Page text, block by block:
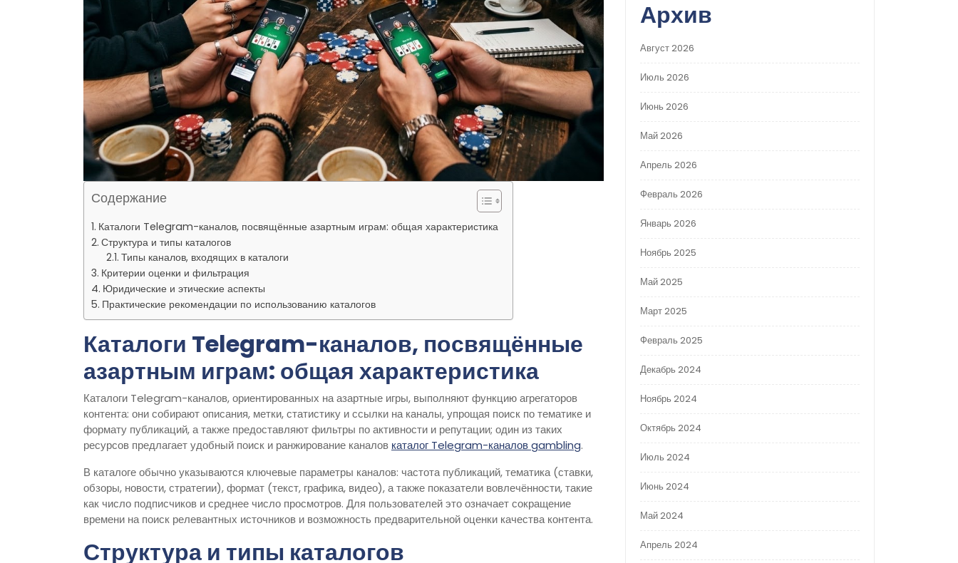
Содержание
Каталоги Telegram-каналов, посвящённые азартным играм: общая характеристика
Структура и типы каталогов
Типы каналов, входящих в каталоги
Критерии оценки и фильтрация
Юридические и этические аспекты
Практические рекомендации по использованию каталогов
Каталоги Telegram-каналов, посвящённые
азартным играм: общая характеристика
Каталоги Telegram-каналов, ориентированных на азартные игры, выполняют функцию агрегаторов
контента: они собирают описания, метки, статистику и ссылки на каналы, упрощая поиск по тематике и
формату публикаций, а также предоставляют фильтры по активности и репутации; один из таких
ресурсов предлагает удобный поиск и ранжирование каналов каталог Telegram-каналов gambling.
В каталоге обычно указываются ключевые параметры каналов: частота публикаций, тематика (ставки,
обзоры, новости, стратегии), формат (текст, графика, видео), а также показатели вовлечённости, такие
как число подписчиков и среднее число просмотров. Для пользователей это означает сокращение
времени на поиск релевантных источников и возможность предварительной оценки качества контента.
Структура и типы каталогов
Архив
Август 2026
Июль 2026
Июнь 2026
Май 2026
Апрель 2026
Февраль 2026
Январь 2026
Ноябрь 2025
Май 2025
Март 2025
Февраль 2025
Декабрь 2024
Ноябрь 2024
Октябрь 2024
Июль 2024
Июнь 2024
Май 2024
Апрель 2024